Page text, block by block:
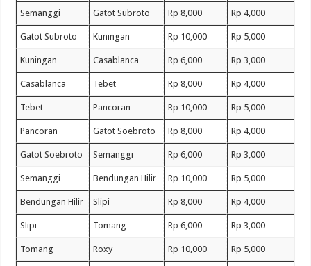
Semanggi Gatot Subroto Rp 8,000 Rp 4,000
Gatot Subroto Kuningan Rp 10,000 Rp 5,000
Kuningan Casablanca Rp 6,000 Rp 3,000
Casablanca Tebet Rp 8,000 Rp 4,000
Tebet Pancoran Rp 10,000 Rp 5,000
Pancoran Gatot Soebroto Rp 8,000 Rp 4,000
Gatot Soebroto Semanggi Rp 6,000 Rp 3,000
Semanggi Bendungan Hilir Rp 10,000 Rp 5,000
Bendungan Hilir Slipi Rp 8,000 Rp 4,000
Slipi Tomang Rp 6,000 Rp 3,000
Tomang Roxy Rp 10,000 Rp 5,000